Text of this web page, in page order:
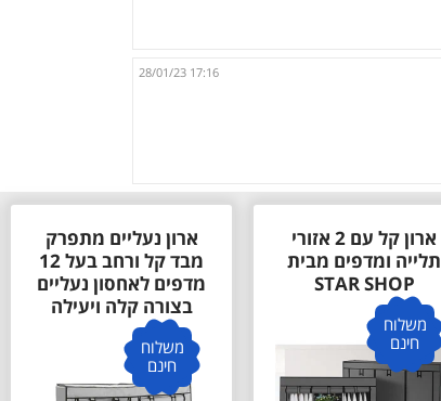
28/01/23 17:16
ארון קל עם 2 אזורי
תלייה ומדפים מבית
STAR SHOP
משלוח
חינם
ארון נעליים מתפרק
מבד קל ורחב בעל 12
מדפים לאחסון נעליים
בצורה קלה ויעילה
משלוח
חינם